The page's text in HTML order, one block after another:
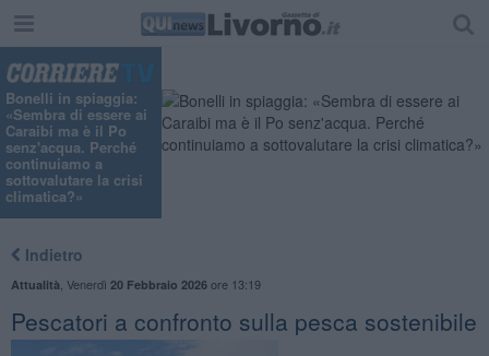
Bonelli in spiaggia:
«Sembra di essere ai
Caraibi ma è il Po
senz'acqua. Perché
continuiamo a
sottovalutare la crisi
climatica?»
Indietro
Attualità Venerdì 20 Febbraio 2026ore 13:19
Pescatori a confronto sulla pesca sostenibile